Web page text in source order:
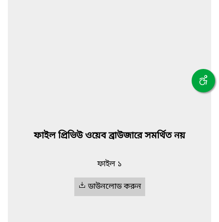
ফাইল প্রিভিউ ওয়েব ব্রাউজারে সমর্থিত নয়
ফাইল ১
ডাউনলোড করুন